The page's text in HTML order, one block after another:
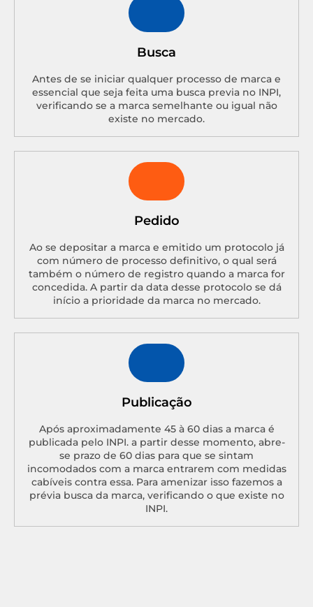
Busca
Antes de se iniciar qualquer processo de marca e
essencial que seja feita uma busca previa no INPI,
verificando se a marca semelhante ou igual não
existe no mercado.
Pedido
Ao se depositar a marca e emitido um protocolo já
com número de processo definitivo, o qual será
também o número de registro quando a marca for
concedida. A partir da data desse protocolo se dá
início a prioridade da marca no mercado.
Publicação
Após aproximadamente 45 à 60 dias a marca é
publicada pelo INPI. a partir desse momento, abre-
se prazo de 60 dias para que se sintam
incomodados com a marca entrarem com medidas
cabíveis contra essa. Para amenizar isso fazemos a
prévia busca da marca, verificando o que existe no
INPI.